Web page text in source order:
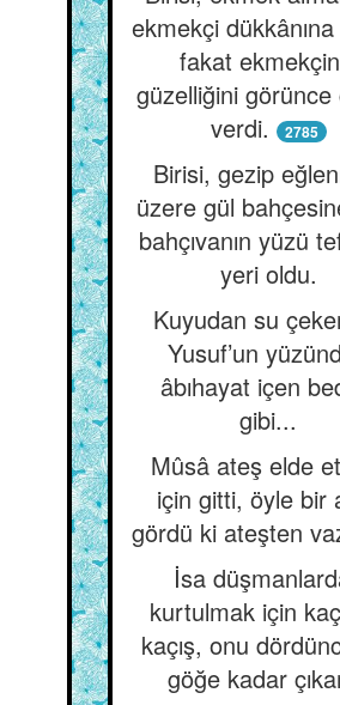
ekmekçi
fakat
güzelliğini görünce
verdi.
2785
Birisi, gezip
üzere gül
bahçıvanın yüzü
yeri oldu.
Kuyudan su
Yusuf’un
âbıhayat içen
gibi...
Mûsâ ateş elde
için gitti, öyle bir
gördü ki ateşten
İsa
kurtulmak için
kaçış, onu
göğe kadar